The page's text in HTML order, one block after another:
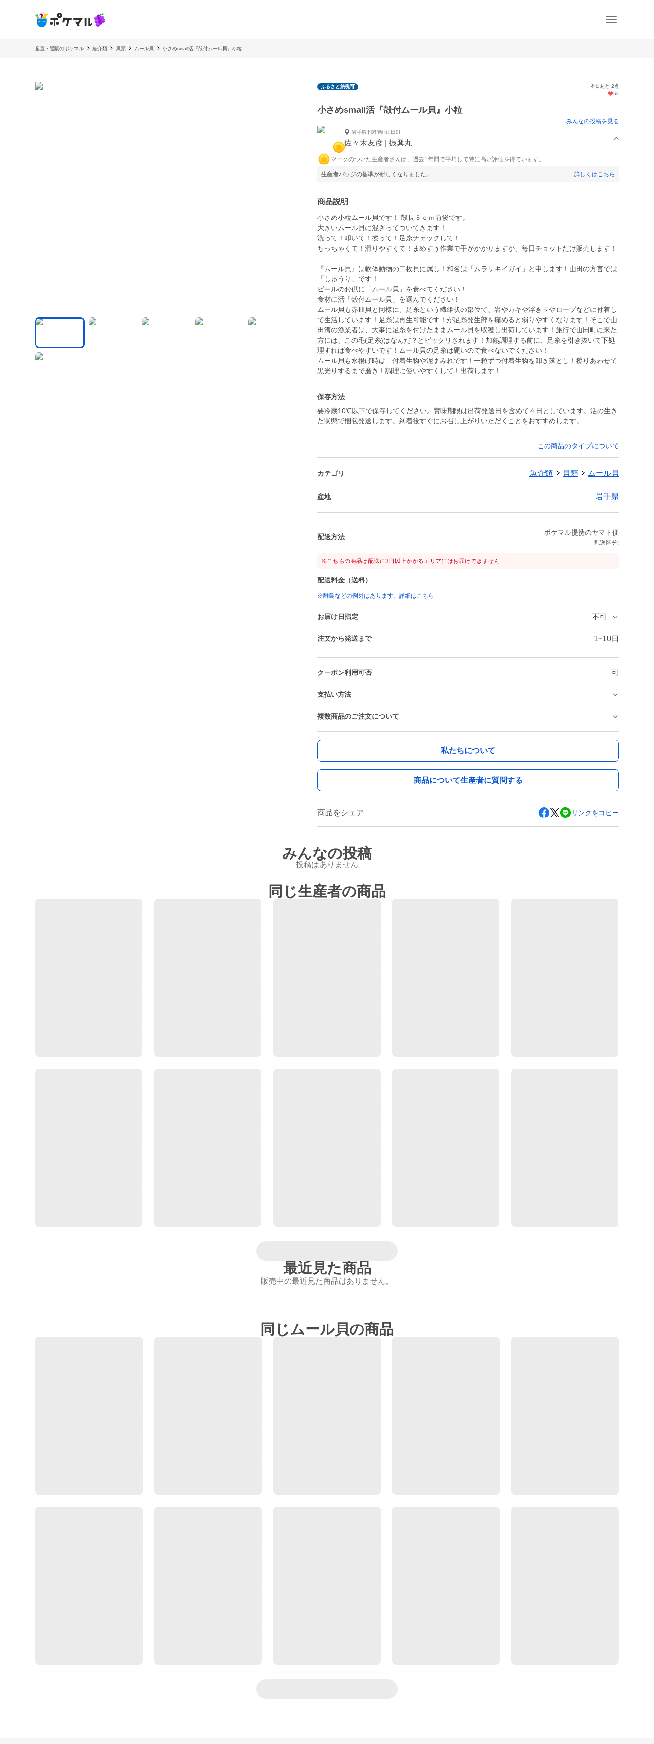
産直・通販のポケマル 魚介類 貝類 ムール貝 小さめsmall活『殻付ムール貝』小粒
ふるさと納税可
本日あと 2点
53
小さめsmall活『殻付ムール貝』小粒
みんなの投稿を見る
岩手県下閉伊郡山田町
佐々木友彦 | 振興丸
マークのついた生産者さんは、過去1年間で平均して特に高い評価を得ています。
生産者バッジの基準が新しくなりました。 詳しくはこちら
商品説明
小さめ小粒ムール貝です！ 殻長５ｃｍ前後です。
大きいムール貝に混ざってついてきます！
洗って！叩いて！擦って！足糸チェックして！
ちっちゃくて！滑りやすくて！まめすう作業で手がかかりますが、毎日チョットだけ販売します！
『ムール貝』は軟体動物の二枚貝に属し！和名は「ムラサキイガイ」と申します！山田の方言では
「しゅうり」です！
ビールのお供に「ムール貝」を食べてください！
食材に活「殻付ムール貝」を選んでください！
ムール貝も赤皿貝と同様に、足糸という繊維状の部位で、岩やカキや浮き玉やロープなどに付着し
て生活しています！足糸は再生可能です！が足糸発生部を痛めると弱りやすくなります！そこで山
田湾の漁業者は、大事に足糸を付けたままムール貝を収穫し出荷しています！旅行で山田町に来た
方には、この毛(足糸)はなんだ？とビックリされます！加熱調理する前に、足糸を引き抜いて下処
理すれば食べやすいです！ムール貝の足糸は硬いので食べないでください！
ムール貝も水揚げ時は、付着生物や泥まみれです！一粒ずつ付着生物を叩き落とし！擦りあわせて
黒光りするまで磨き！調理に使いやすくして！出荷します！
保存方法
要冷蔵10℃以下で保存してください。賞味期限は出荷発送日を含めて４日としています。活の生き
た状態で梱包発送します。到着後すぐにお召し上がりいただくことをおすすめします。
この商品のタイプについて
カテゴリ 魚介類 貝類 ムール貝
産地 岩手県
配送方法
ポケマル提携のヤマト便
配送区分:
※こちらの商品は配送に3日以上かかるエリアにはお届けできません
配送料金（送料）
※離島などの例外はあります。詳細はこちら
お届け日指定 不可
注文から発送まで 1~10日
クーポン利用可否 可
支払い方法
複数商品のご注文について
私たちについて
商品について生産者に質問する
商品をシェア リンクをコピー
みんなの投稿
投稿はありません
同じ生産者の商品
最近見た商品
販売中の最近見た商品はありません。
同じムール貝の商品